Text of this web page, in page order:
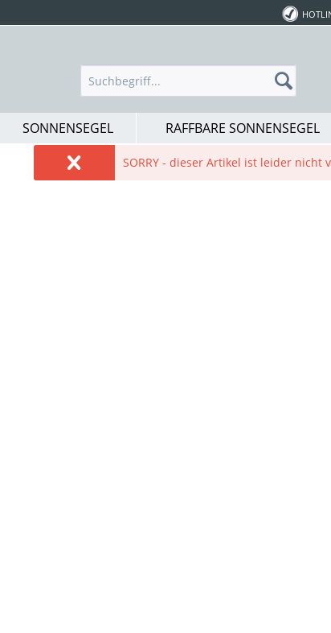
SONNENSEGEL RAFFBARE SONNENSEGEL
SORRY - dieser Artikel ist leider